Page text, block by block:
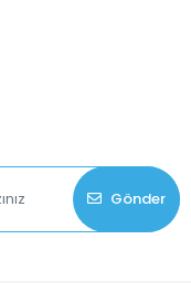
Gönder